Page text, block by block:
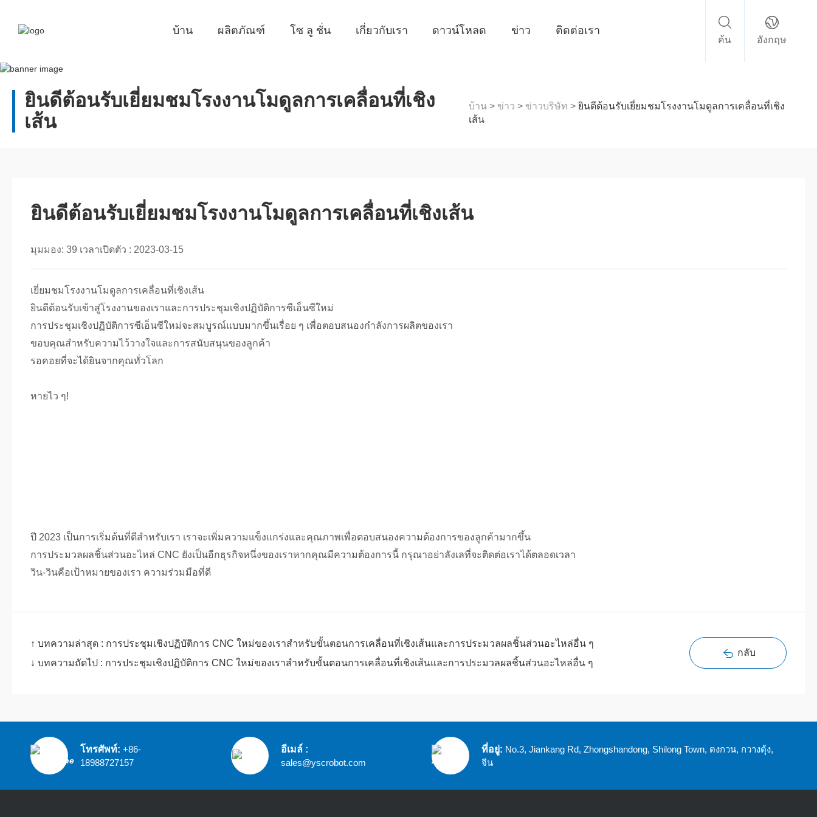
บ้าน ผลิตภัณฑ์ โซ ลู ชั่น เกี่ยวกับเรา ดาวน์โหลด ข่าว ติดต่อเรา
ค้น อังกฤษ
ยินดีต้อนรับเยี่ยมชมโรงงานโมดูลการเคลื่อนที่เชิง
เส้น
บ้าน> ข่าว > ข่าวบริษัท > ยินดีต้อนรับเยี่ยมชมโรงงานโมดูลการเคลื่อนที่เชิง
เส้น
ยินดีต้อนรับเยี่ยมชมโรงงานโมดูลการเคลื่อนที่เชิงเส้น
มุมมอง: 39 เวลาเปิดตัว : 2023-03-15
เยี่ยมชมโรงงานโมดูลการเคลื่อนที่เชิงเส้น
ยินดีต้อนรับเข้าสู่โรงงานของเราและการประชุมเชิงปฏิบัติการซีเอ็นซีใหม่
การประชุมเชิงปฏิบัติการซีเอ็นซีใหม่จะสมบูรณ์แบบมากขึ้นเรื่อย ๆ เพื่อตอบสนองกําลังการผลิตของเรา
ขอบคุณสําหรับความไว้วางใจและการสนับสนุนของลูกค้า
รอคอยที่จะได้ยินจากคุณทั่วโลก
หายไว ๆ!
ปี 2023 เป็นการเริ่มต้นที่ดีสําหรับเรา เราจะเพิ่มความแข็งแกร่งและคุณภาพเพื่อตอบสนองความต้องการของลูกค้ามากขึ้น
การประมวลผลชิ้นส่วนอะไหล่ CNC ยังเป็นอีกธุรกิจหนึ่งของเราหากคุณมีความต้องการนี้ กรุณาอย่าลังเลที่จะติดต่อเราได้ตลอดเวลา
วิน-วินคือเป้าหมายของเรา ความร่วมมือที่ดี
↑ บทความล่าสุด : การประชุมเชิงปฏิบัติการ CNC ใหม่ของเราสําหรับขั้นตอนการเคลื่อนที่เชิงเส้นและการประมวลผลชิ้นส่วนอะไหล่อื่น ๆ
↓ บทความถัดไป : การประชุมเชิงปฏิบัติการ CNC ใหม่ของเราสําหรับขั้นตอนการเคลื่อนที่เชิงเส้นและการประมวลผลชิ้นส่วนอะไหล่อื่น ๆ
กลับ
โทรศัพท์: +86-
18988727157
อีเมล์ :
sales@yscrobot.com
ที่อยู่: No.3, Jiankang Rd, Zhongshandong, Shilong Town, ตงกวน, กวางตุ้ง,
จีน